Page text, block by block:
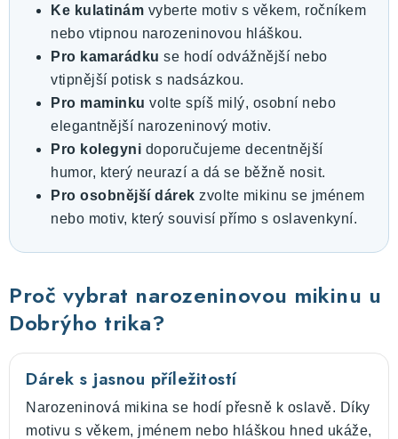
Ke kulatinám vyberte motiv s věkem, ročníkem
nebo vtipnou narozeninovou hláškou.
Pro kamarádku se hodí odvážnější nebo
vtipnější potisk s nadsázkou.
Pro maminku volte spíš milý, osobní nebo
elegantnější narozeninový motiv.
Pro kolegyni doporučujeme decentnější
humor, který neurazí a dá se běžně nosit.
Pro osobnější dárek zvolte mikinu se jménem
nebo motiv, který souvisí přímo s oslavenkyní.
Proč vybrat narozeninovou mikinu u
Dobrýho trika?
Dárek s jasnou příležitostí
Narozeninová mikina se hodí přesně k oslavě. Díky
motivu s věkem, jménem nebo hláškou hned ukáže,